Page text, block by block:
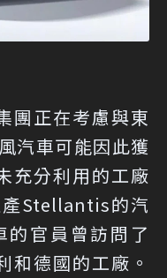
團正在考慮與東
汽車可能因此獲
充分利用的工廠
Stellantis的汽
官員曾訪問了
德國的工廠。